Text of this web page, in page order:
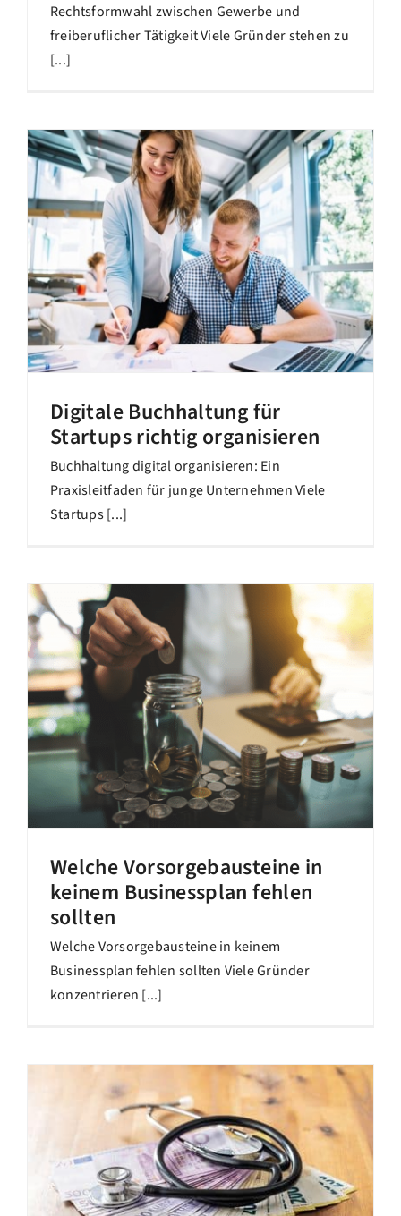
Rechtsformwahl zwischen Gewerbe und
freiberuflicher Tätigkeit Viele Gründer stehen zu
[...]
Digitale Buchhaltung für
Startups richtig organisieren
Buchhaltung digital organisieren: Ein
Praxisleitfaden für junge Unternehmen Viele
Startups [...]
Welche Vorsorgebausteine in
keinem Businessplan fehlen
sollten
Welche Vorsorgebausteine in keinem
Businessplan fehlen sollten Viele Gründer
konzentrieren [...]